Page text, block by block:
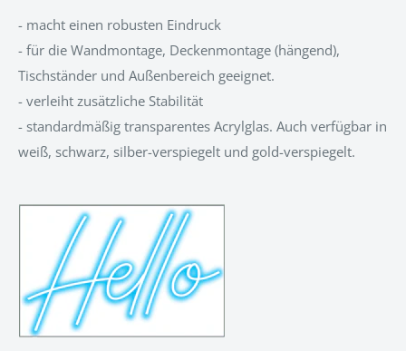
- macht einen robusten Eindruck
- für die Wandmontage, Deckenmontage (hängend),
Tischständer und Außenbereich geeignet.
- verleiht zusätzliche Stabilität
- standardmäßig transparentes Acrylglas. Auch verfügbar in
weiß, schwarz, silber-verspiegelt und gold-verspiegelt.